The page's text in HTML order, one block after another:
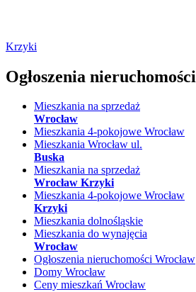
Krzyki
Ogłoszenia nieruchomości
Mieszkania na sprzedaż
Wrocław
Mieszkania 4-pokojowe Wrocław
Mieszkania Wrocław ul.
Buska
Mieszkania na sprzedaż
Wrocław Krzyki
Mieszkania 4-pokojowe Wrocław
Krzyki
Mieszkania dolnośląskie
Mieszkania do wynajęcia
Wrocław
Ogłoszenia nieruchomości Wrocław
Domy Wrocław
Ceny mieszkań Wrocław